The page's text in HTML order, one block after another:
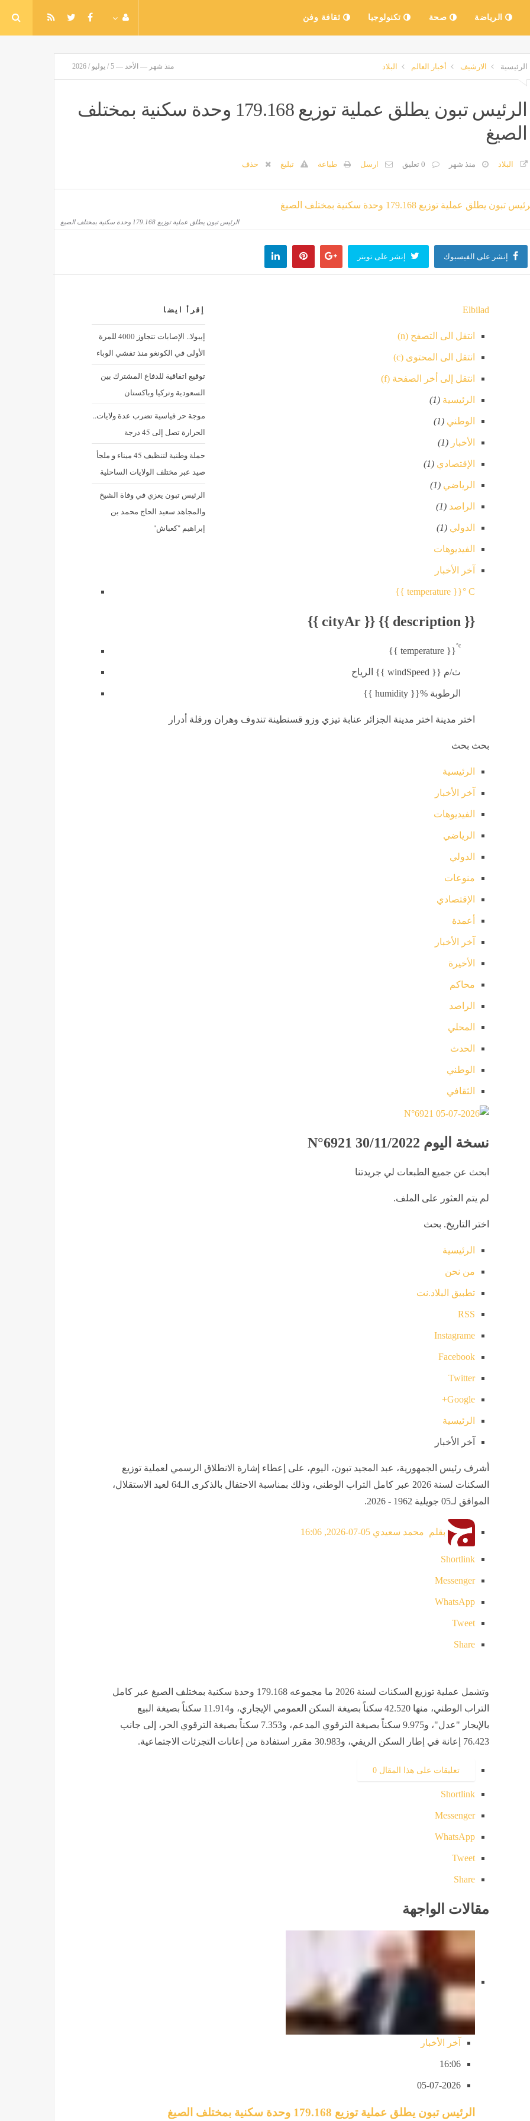
الرياضة صحة تكنولوجيا ثقافة وفن
الرئيسية الارشيف أخبار العالم البلاد منذ شهر — الأحد — 5 / يوليو / 2026
الرئيس تبون يطلق عملية توزيع 179.168 وحدة سكنية بمختلف
الصيغ
البلاد منذ شهر 0 تعليق ارسل طباعة تبليغ حذف
الرئيس تبون يطلق عملية توزيع 179.168 وحدة سكنية بمختلف الصيغ
إنشر على الفيسبوك إنشر على تويتر
إقرأ ايضا
إيبولا.. الإصابات تتجاوز 4000 للمرة
الأولى في الكونغو منذ تفشي الوباء
توقيع اتفاقية للدفاع المشترك بين
السعودية وتركيا وباكستان
موجة حر قياسية تضرب عدة ولايات..
الحرارة تصل إلى 45 درجة
حملة وطنية لتنظيف 45 ميناء و ملجأ
صيد عبر مختلف الولايات الساحلية
الرئيس تبون يعزي في وفاة الشيخ
والمجاهد سعيد الحاج محمد بن
إبراهيم "كعباش"
Elbilad
انتقل الى التصفح (n)
انتقل الى المحتوى (c)
انتقل إلى أخر الصفحة (f)
الرئيسية (1)
الوطني (1)
الأخبار (1)
الإقتصادي (1)
الرياضي (1)
الراصد (1)
الدولي (1)
الفيديوهات
آخر الأخبار
{{ temperature }}° C
{{ cityAr }} {{ description }}
{{ temperature }}
°c
الرياح {{ windSpeed }} ث/م
{{ humidity }}% الرطوبة
اختر مدينة اختر مدينة الجزائر عنابة تيزي وزو قسنطينة تندوف وهران ورقلة أدرار
بحث بحث
الرئيسية
آخر الأخبار
الفيديوهات
الرياضي
الدولي
منوعات
الإقتصادي
أعمدة
آخر الأخبار
الأخيرة
محاكم
الراصد
المحلي
الحدث
الوطني
الثقافي
نسخة اليوم N°6921 30/11/2022
ابحث عن جميع الطبعات لي جريدتنا
لم يتم العثور على الملف.
اختر التاريخ. بحث
الرئيسية
من نحن
تطبيق البلاد.نت
RSS
Instagrame
Facebook
Twitter
Google+
الرئيسية
آخر الأخبار
أشرف رئيس الجمهورية، عبد المجيد تبون، اليوم، على إعطاء إشارة الانطلاق الرسمي لعملية توزيع
السكنات لسنة 2026 عبر كامل التراب الوطني، وذلك بمناسبة الاحتفال بالذكرى الـ64 لعيد الاستقلال،
الموافق لـ05 جويلية 1962 - 2026.
بقلم محمد سعيدي 05-07-2026, 16:06
Shortlink
Messenger
WhatsApp
Tweet
Share
وتشمل عملية توزيع السكنات لسنة 2026 ما مجموعه 179.168 وحدة سكنية بمختلف الصيغ عبر كامل
التراب الوطني، منها 42.520 سكناً بصيغة السكن العمومي الإيجاري، و11.914 سكناً بصيغة البيع
بالإيجار "عدل"، و9.975 سكناً بصيغة الترقوي المدعم، و7.353 سكناً بصيغة الترقوي الحر، إلى جانب
76.423 إعانة في إطار السكن الريفي، و30.983 مقرر استفادة من إعانات التجزئات الاجتماعية.
تعليقات على هذا المقال 0
Shortlink
Messenger
WhatsApp
Tweet
Share
مقالات الواجهة
آخر الأخبار
16:06
05-07-2026
الرئيس تبون يطلق عملية توزيع 179.168 وحدة سكنية بمختلف الصيغ